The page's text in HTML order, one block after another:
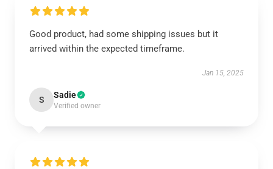
Good product, had some shipping issues but it
arrived within the expected timeframe.
Jan 15, 2025
S Sadie
Verified owner